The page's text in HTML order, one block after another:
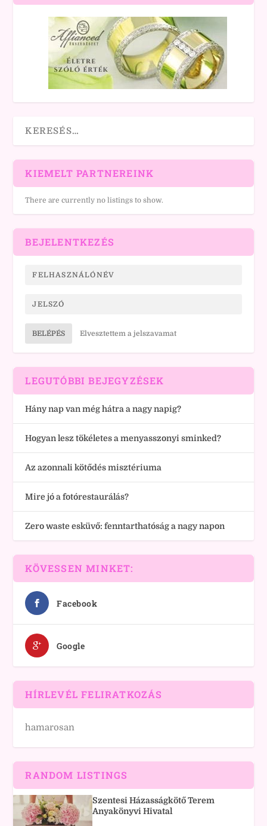
KIEMELT PARTNEREINK
There are currently no listings to show.
BEJELENTKEZÉS
BELÉPÉS Elvesztettem a jelszavamat
LEGUTÓBBI BEJEGYZÉSEK
Hány nap van még hátra a nagy napig?
Hogyan lesz tökéletes a menyasszonyi sminked?
Az azonnali kötődés misztériuma
Mire jó a fotórestaurálás?
Zero waste esküvő: fenntarthatóság a nagy napon
KÖVESSEN MINKET:
Facebook
Google
HÍRLEVÉL FELIRATKOZÁS
hamarosan
RANDOM LISTINGS
Szentesi Házasságkötő Terem
Anyakönyvi Hivatal